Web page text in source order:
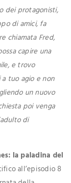
dei protagonisti,
di amici, fa
chiamata Fred,
capire una
e trovo
tuo agio e non
un nuovo
poi venga
di
la paladina del
all’episodio 8